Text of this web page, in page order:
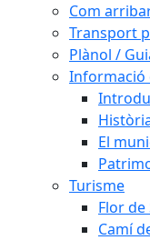
Com
Transport
Plànol /
Informació
El
Turisme
Flor de
Camí